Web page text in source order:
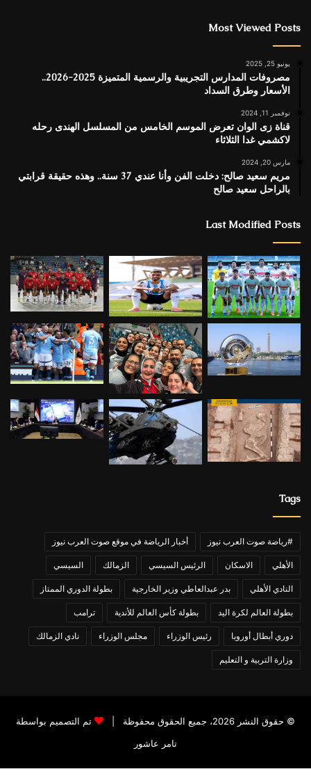
Most Viewed Posts
يونيو 25, 2025
مصروفات المدارس التجريبية والرسمية المتميزة 2025-2026..
الأسعار وطرق السداد
نوفمبر 11, 2024
قناة زى الوان تعرض الموسم الخامس من المسلسل الهندى رحله
لاكشمي غدا الثلاثاء
مارس 20, 2024
مريم سعيد صالح: دخلت الفن وأنا عندي 37 سنة.. وهذه حقيقة قرابتي
بالراحل سعيد صالح
Last Modified Posts
Tags
#رياضة صوت العرب نيوز أخبار الرياضة في موقع صوت العرب نيوز
الأهلي الاسكان الرئيس السيسي الزمالك السيسي
النادي الأهلي بدر عبدالعاطي وزير الخارجية بطولة الدوري الممتاز
بطولة العالم لكرة اليد بطولة كأس العالم للأندية ترامب
دوري أبطال أوروبا رئيس الوزراء مجلس الوزراء نادي الزمالك
وزارة التربية و التعليم
© حقوق النشر 2026، جميع الحقوق محفوظة |
تم التصميم بواسطة
تامر عاشور